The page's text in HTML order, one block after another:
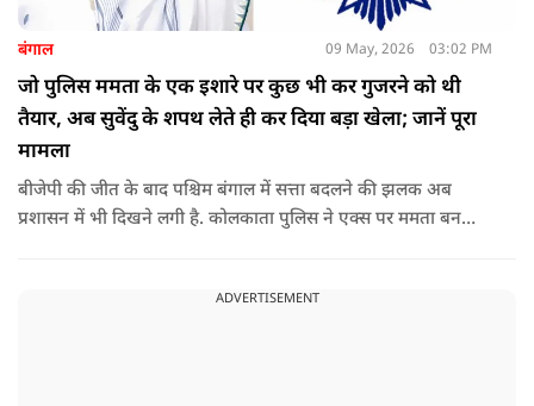
बंगाल 09 May, 2026 03:02 PM
जो पुलिस ममता के एक इशारे पर कुछ भी कर गुजरने को थी
तैयार, अब सुवेंदु के शपथ लेते ही कर दिया बड़ा खेला; जानें पूरा
मामला
बीजेपी की जीत के बाद पश्चिम बंगाल में सत्ता बदलने की झलक अब
प्रशासन में भी दिखने लगी है. कोलकाता पुलिस ने एक्स पर ममता बनर्जी
ADVERTISEMENT